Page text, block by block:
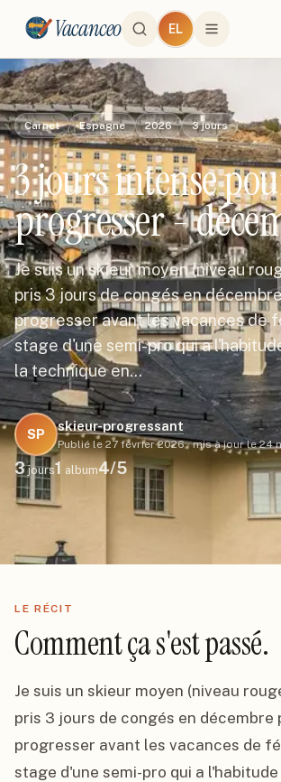
Vacanceo EL
Carnet Espagne 2026 3jours
3 jours intense
progresser -
Je suis un skieur moyen (niveau
pris 3 jours de congés en
progresser avant les vacances de
stage d'une semi-pro qui a
la technique en…
SP
skieur-progressant
Publié le 27 février 2026·mis à jour le 24
3jours1 album4/5
LE RÉCIT
Comment ça s'est passé.
Je suis un skieur moyen (niveau
pris 3 jours de congés en décembre
progresser avant les vacances de
stage d'une semi-pro qui a